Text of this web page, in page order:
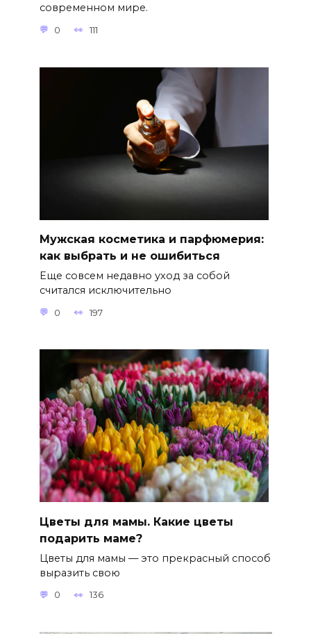
современном мире.
0 111
Мужская косметика и парфюмерия:
как выбрать и не ошибиться
Еще совсем недавно уход за собой
считался исключительно
0 197
Цветы для мамы. Какие цветы
подарить маме?
Цветы для мамы — это прекрасный способ
выразить свою
0 136